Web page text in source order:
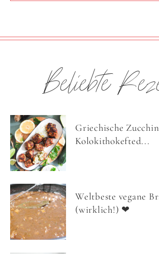
Beliebte
Griechische
Kolokithokefted...
Weltbeste vegane
(wirklich!) ❤